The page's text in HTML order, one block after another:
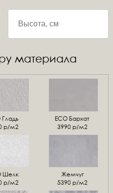
материала
р/м2
ECO Бархат
3990 р/м2
Шелк
р/м2
Жемчуг
5390 р/м2